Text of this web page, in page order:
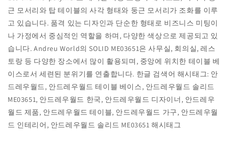
근 모서리와 탑 테이블의 사각 형태와 둥근 모서리가 조화를 이루
고 있습니다. 품격 있는 디자인과 단순한 형태로 비즈니스 미팅이
나 가정에서 중심적인 역할을 하며, 다양한 색상으로 제공되고 있
습니다. Andreu World의 SOLID ME03651은 사무실, 회의실, 레스
토랑 등 다양한 장소에서 많이 활용되며, 중앙에 위치한 테이블 베
이스로서 세련된 분위기를 연출합니다. 한글 검색어 해시태그: 안
드레우월드, 안드레우월드 테이블 베이스, 안드레우월드 솔리드
ME03651, 안드레우월드 한국, 안드레우월드 디자이너, 안드레우
월드 제품, 안드레우월드 테이블, 안드레우월드 가구, 안드레우월
드 인테리어, 안드레우월드 솔리드 ME03651 해시태그